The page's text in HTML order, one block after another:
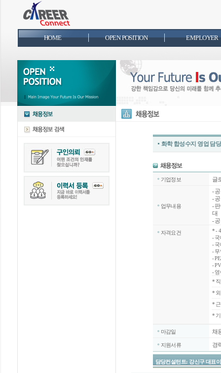
HOME OPEN POSITION EMPLOYER
화학 합성수지 영업 담
기업정보 글
업무내용
-
-
-
대
-
자격요건 *-
- 국
-
- 무
-
-
-
*
*
*
*
마감일 채
지원서류 경
담당컨설턴트: 강신구 대표